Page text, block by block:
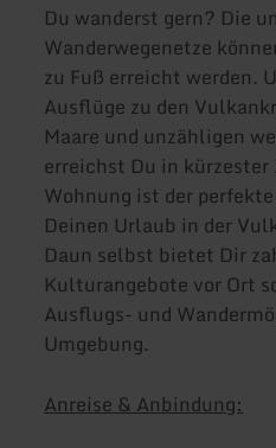
Du wanderst gern? Die
Wanderwegenetze
zu Fuß erreicht werden.
Ausflüge zu den
Maare und unzähligen
erreichst Du in
Wohnung ist der
Deinen Urlaub in der
Daun selbst bietet Dir
Kulturangebote vor Ort
Ausflugs- und
Umgebung.
Anreise & Anbindung: